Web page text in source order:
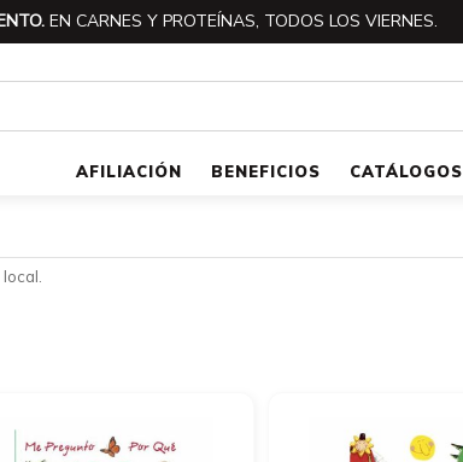
EN CARNES Y PROTEÍNAS, TODOS LOS VIERNES.
AFILIACIÓN BENEFICIOS CATÁLOGOS